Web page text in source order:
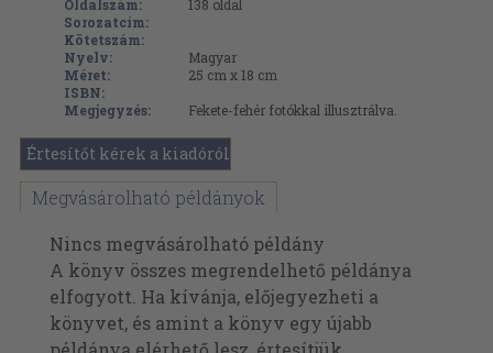
Oldalszám:
138 oldal
Sorozatcím:
Kötetszám:
Nyelv:
Magyar
Méret:
25 cm x 18 cm
ISBN:
Megjegyzés:
Fekete-fehér fotókkal illusztrálva.
Értesítőt kérek a kiadóról
Megvásárolható példányok
Nincs megvásárolható példány
A könyv összes megrendelhető példánya
elfogyott. Ha kívánja, előjegyezheti a
könyvet, és amint a könyv egy újabb